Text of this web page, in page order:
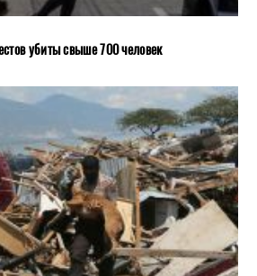
убиты свыше 700 человек